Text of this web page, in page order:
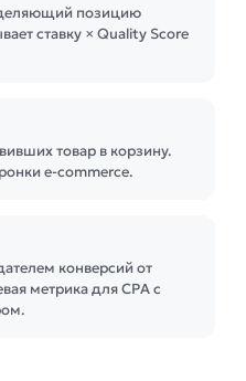
позицию
ставку × Quality Score
товар в корзину.
e-commerce.
конверсий от
метрика для CPA с